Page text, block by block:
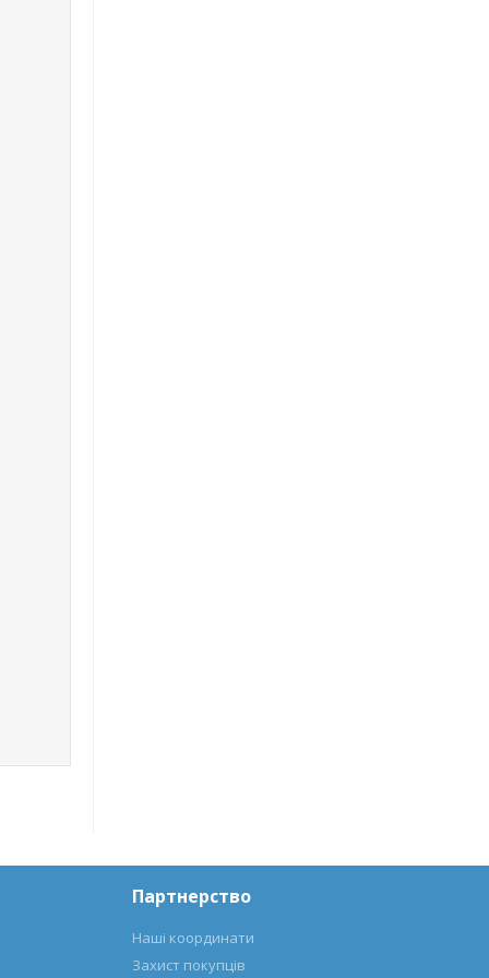
Партнерство
Наші координати
Захист покупців